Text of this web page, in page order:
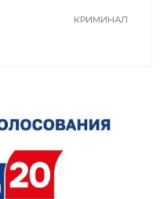
КРИМИНАЛ